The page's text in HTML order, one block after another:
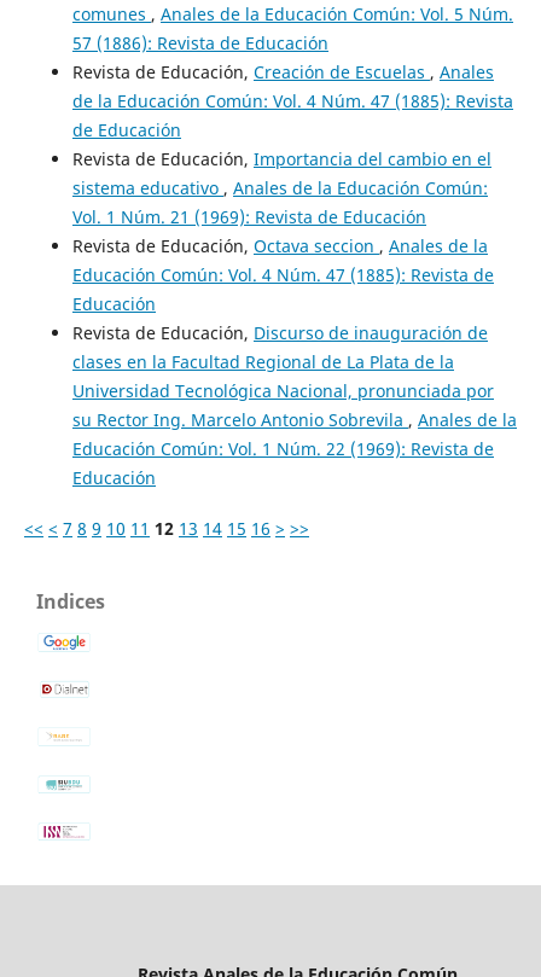
comunes , Anales de la Educación Común: Vol. 5 Núm.
57 (1886): Revista de Educación
Revista de Educación, Creación de Escuelas , Anales
de la Educación Común: Vol. 4 Núm. 47 (1885): Revista
de Educación
Revista de Educación, Importancia del cambio en el
sistema educativo , Anales de la Educación Común:
Vol. 1 Núm. 21 (1969): Revista de Educación
Revista de Educación, Octava seccion , Anales de la
Educación Común: Vol. 4 Núm. 47 (1885): Revista de
Educación
Revista de Educación, Discurso de inauguración de
clases en la Facultad Regional de La Plata de la
Universidad Tecnológica Nacional, pronunciada por
su Rector Ing. Marcelo Antonio Sobrevila , Anales de la
Educación Común: Vol. 1 Núm. 22 (1969): Revista de
Educación
<< < 7 8 9 10 11 12 13 14 15 16 > >>
Indices